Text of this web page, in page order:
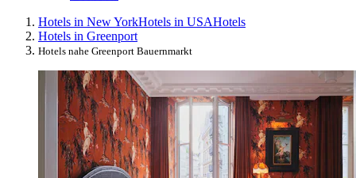
Hotels in New YorkHotels in USAHotels
Hotels in Greenport
Hotels nahe Greenport Bauernmarkt